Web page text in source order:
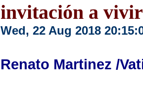
invitación a
Wed, 22 Aug 2018
Renato Martinez /